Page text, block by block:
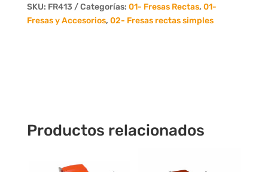
Dientes
cantidad
SKU: FR413 Categorías: 01- Fresas Rectas, 01-
Fresas y Accesorios, 02- Fresas rectas simples
Productos relacionados